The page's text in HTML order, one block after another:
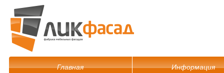
Главная Информация